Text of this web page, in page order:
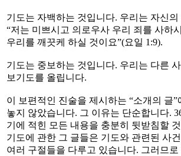
기도는 자백하는 것입니다. 우리는 자신
“저는 미쁘시고 의로우사 우리 죄를 사하
우리를 깨끗케 하실 것이요”(요일 1:9).
기도는 중보하는 것입니다. 우리는 다른
보기도를 올립니다.
이 보편적인 진술을 제시하는 “소개의 글”
놓지 않았습니다. 그 이유는 단순합니다.
기에 적힌 모든 내용을 충분히 뒷받침할
기도에 관한 그 글들은 기도와 관련된 사
여러 구절들을 다루고 있습니다. 그러므